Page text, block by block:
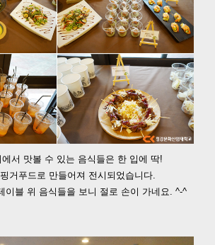
에서 맛볼 수 있는 음식들은 한 입에 딱!
거푸드로 만들어져 전시되었습니다.
이블 위 음식들을 보니 절로 손이 가네요. ^-^